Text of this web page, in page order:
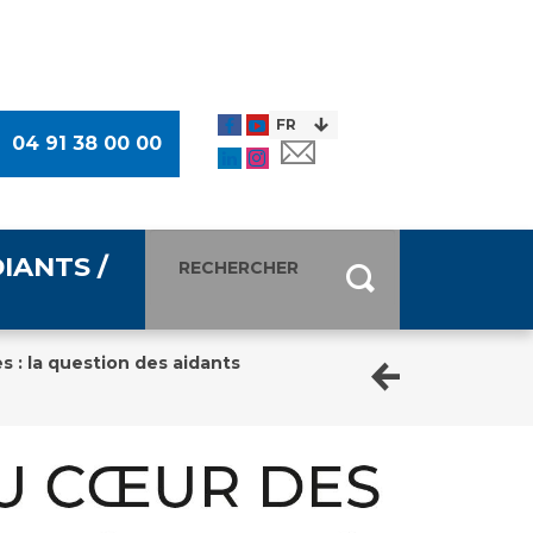
04 91 38 00 00
Des Usagers (CDU)
des Usagers
/
presse
: la question des aidants